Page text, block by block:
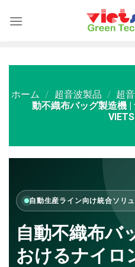
ホーム / 超音波製品 / 超
動不織布バッグ製造機
自動生産ライン向け統合ソリ
自動不織布バ
おけるナイロ